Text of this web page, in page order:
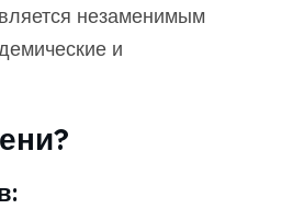
незаменимым
и